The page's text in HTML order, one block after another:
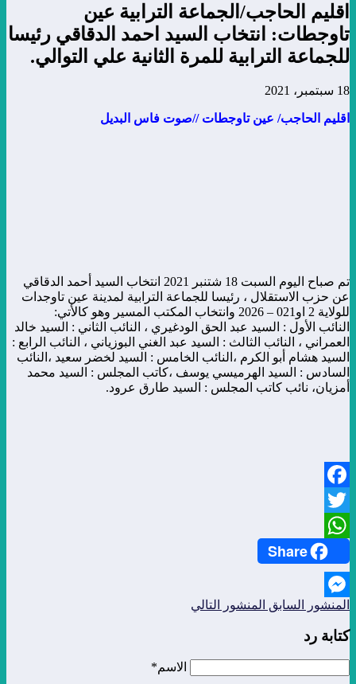
اقليم الحاجب/الجماعة الترابية عين
تاوجطات: انتخاب السيد احمد الدقاقي رئيسا
للجماعة الترابية للمرة الثانية علي التوالي.
18 سبتمبر، 2021
اقليم الحاجب/ عين تاوجطات //صوت فاس البديل
تم صباح اليوم السبت 18 شتنبر 2021 انتخاب السيد أحمد الدقاقي
عن حزب الاستقلال ، رئيسا للجماعة الترابية لمدينة عين تاوجدات
للولاية 2 او021 – 2026 وانتخاب المكتب المسير وهو كالأتي:
النائب الأول : السيد عبد الحق الودغيري ، النائب الثاني : السيد خالد
العمراني ، النائب الثالث : السيد عبد الغني البوزياني ، النائب الرابع :
السيد هشام أبو الكرم ،النائب الخامس : السيد لخضر سعيد ،النائب
السادس : السيد الهرميسي يوسف ،كاتب المجلس : السيد محمد
أمزيان، نائب كاتب المجلس : السيد طارق عرود.
Facebook
Twitter
WhatsApp
Share
Messenger
المنشور السابق المنشور التالي
كتابة رد
الاسم*